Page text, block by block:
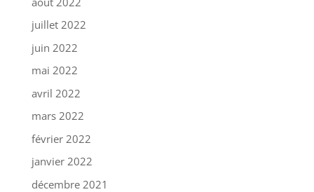
juillet 2022
juin 2022
mai 2022
avril 2022
mars 2022
février 2022
janvier 2022
décembre 2021